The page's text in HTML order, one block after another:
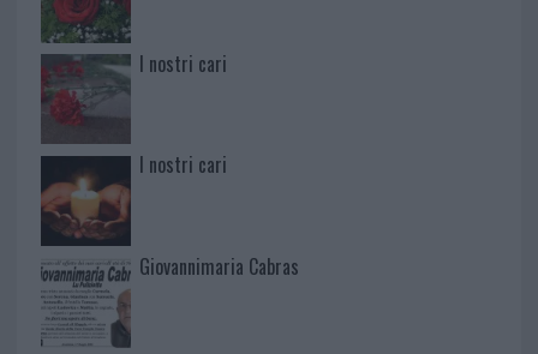
I nostri cari
I nostri cari
Giovannimaria Cabras